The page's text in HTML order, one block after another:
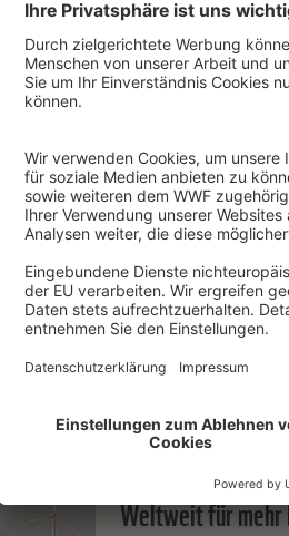
Duncker, Pressestelle WWF,
für Meeresschutz und
/ Hamburg
Weltweit für mehr